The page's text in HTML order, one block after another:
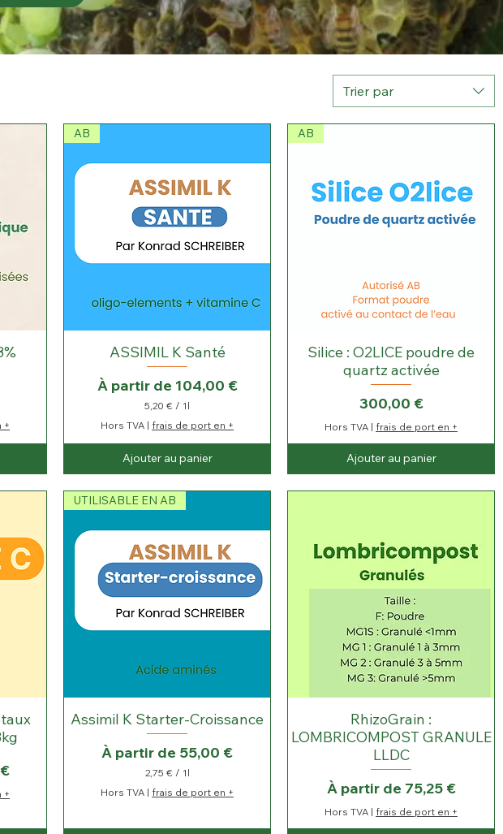
Trier par
+
AB
ASSIMIL K Santé
À partir de 104,00 €
Prix promotionnel
5,20 € / 1l
,
2
0
p
a
1
L
i
t
r
e
Hors TVA | frais de port en +
Ajouter au panier
AB
Silice : O2LICE poudre de
quartz activée
Prix
300,00 €
Hors TVA | frais de port en +
Ajouter au panier
+
UTILISABLE EN AB
Assimil K Starter-Croissance
À partir de 55,00 €
Prix promotionnel
2,75 € / 1l
,
Hors TVA | frais de port en +
RhizoGrain :
LOMBRICOMPOST GRANULE
LLDC
À partir de 75,25 €
Prix promotionnel
Hors TVA | frais de port en +